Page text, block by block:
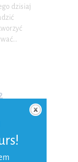
dzisiaj
z mamą
jeśli na to